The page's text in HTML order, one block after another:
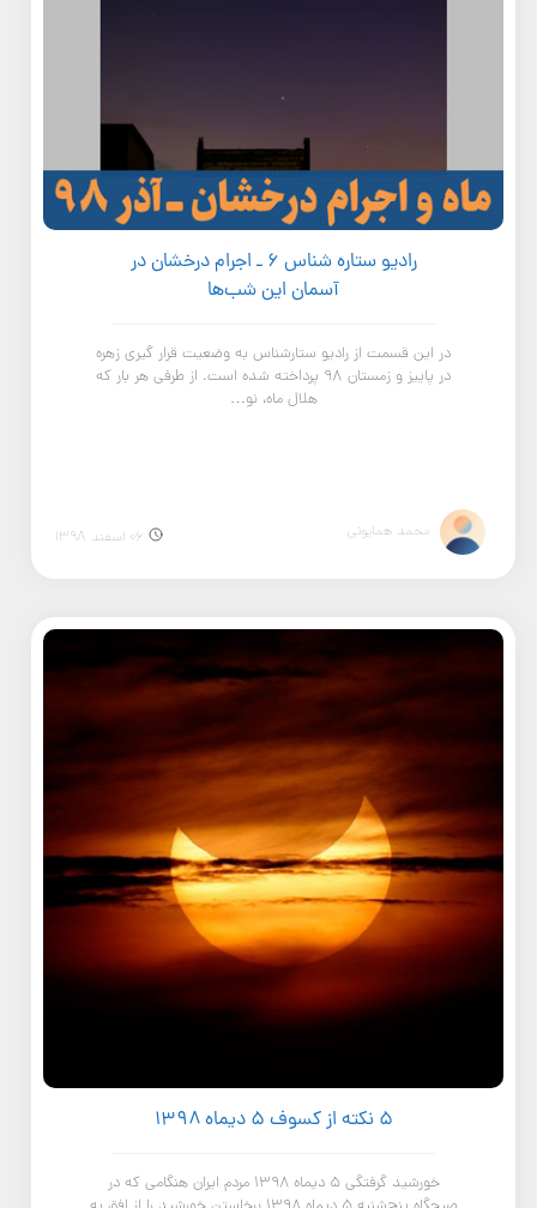
رادیو ستاره شناس ۶ ـ اجرام درخشان در
آسمان این شب‌ها
در این قسمت از رادیو ستارشناس به وضعیت قرار گیری زهره
در پاییز و زمستان 98 پرداخته شده است. از طرفی هر بار که
هلال ماه، نو…
محمد همایونی 06 اسفند 1398
۵ نکته از کسوف ۵ دیماه ۱۳۹۸
خورشید گرفتگی ۵ دیماه ۱۳۹۸ مردم ایران هنگامی که در